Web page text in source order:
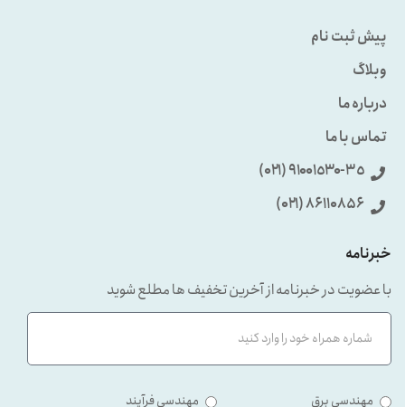
پیش ثبت نام
وبلاگ
درباره ما
تماس با ما
٩۱۰۰۱٥۳۰-۳٥ (۰۲۱)
86110856 (۰۲۱)
خبرنامه
با عضویت در خبرنامه از آخرین تخفیف ها مطلع شوید
مهندسی برق مهندسی فرآیند